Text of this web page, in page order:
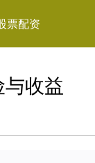
票配资
收益